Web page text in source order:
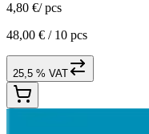
4,80 €/ pcs
48,00 € / 10 pcs
25,5 % VAT